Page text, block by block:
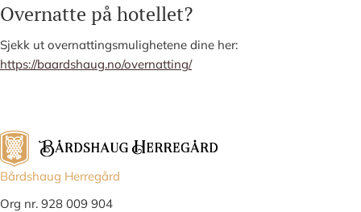
Overnatte på hotellet?
Sjekk ut overnattingsmulighetene dine her:
https://baardshaug.no/overnatting/
Bårdshaug Herregård
Org nr. 928 009 904